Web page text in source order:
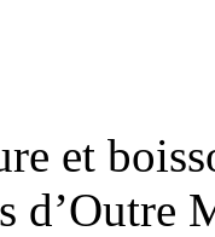
et
d’Outre